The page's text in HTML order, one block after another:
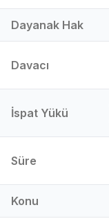
Dayanak Hak
Davacı
İspat Yükü
Süre
Konu